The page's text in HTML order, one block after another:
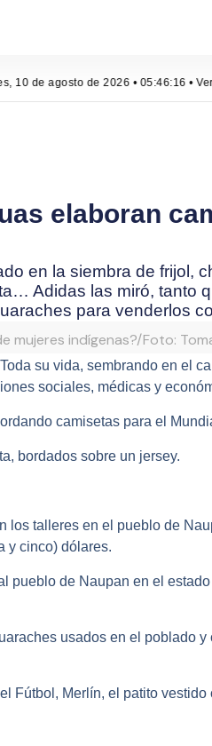
10 de agosto de 2026 • 05:46:17 •
elaboran
en la siembra de frijol,
Adidas las miró, tanto
para venderlos
mujeres indígenas?/Foto:
su vida, sembrando en el
sociales, médicas y
camisetas para el
bordados sobre un jersey.
los talleres en el pueblo de
y cinco) dólares.
pueblo de Naupan en el
usados en el poblado
Fútbol, Merlín, el patito